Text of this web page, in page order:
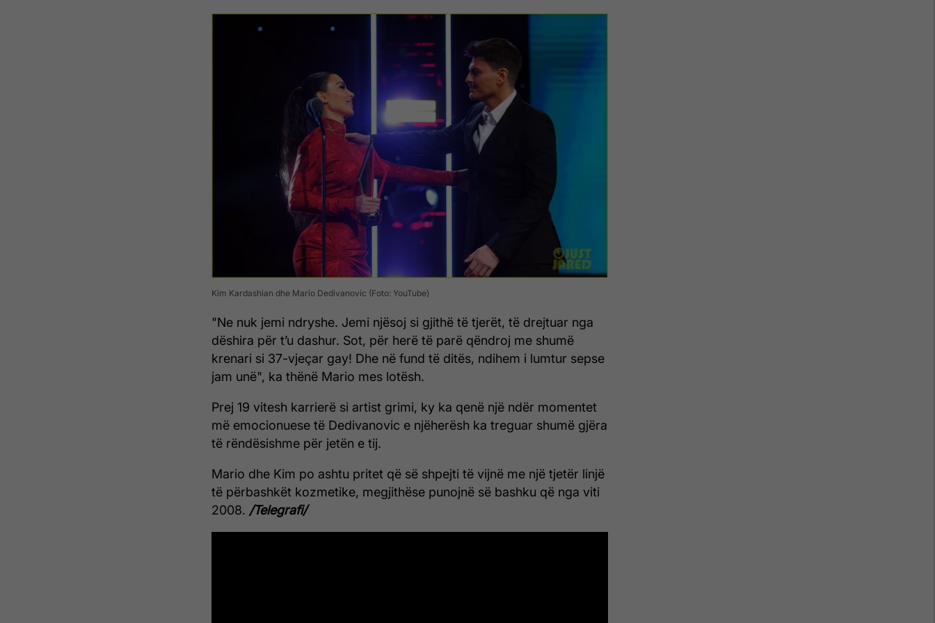
Kim Kardashian dhe Mario Dedivanovic (Foto: YouTube)
"Ne nuk jemi ndryshe. Jemi njësoj si gjithë të tjerët, të drejtuar nga
dëshira për t’u dashur. Sot, për herë të parë qëndroj me shumë
krenari si 37-vjeçar gay! Dhe në fund të ditës, ndihem i lumtur sepse
jam unë", ka thënë Mario mes lotësh.
Prej 19 vitesh karrierë si artist grimi, ky ka qenë një ndër momentet
më emocionuese të Dedivanovic e njëherësh ka treguar shumë gjëra
të rëndësishme për jetën e tij.
Mario dhe Kim po ashtu pritet që së shpejti të vijnë me një tjetër linjë
të përbashkët kozmetike, megjithëse punojnë së bashku që nga viti
2008. /Telegrafi/